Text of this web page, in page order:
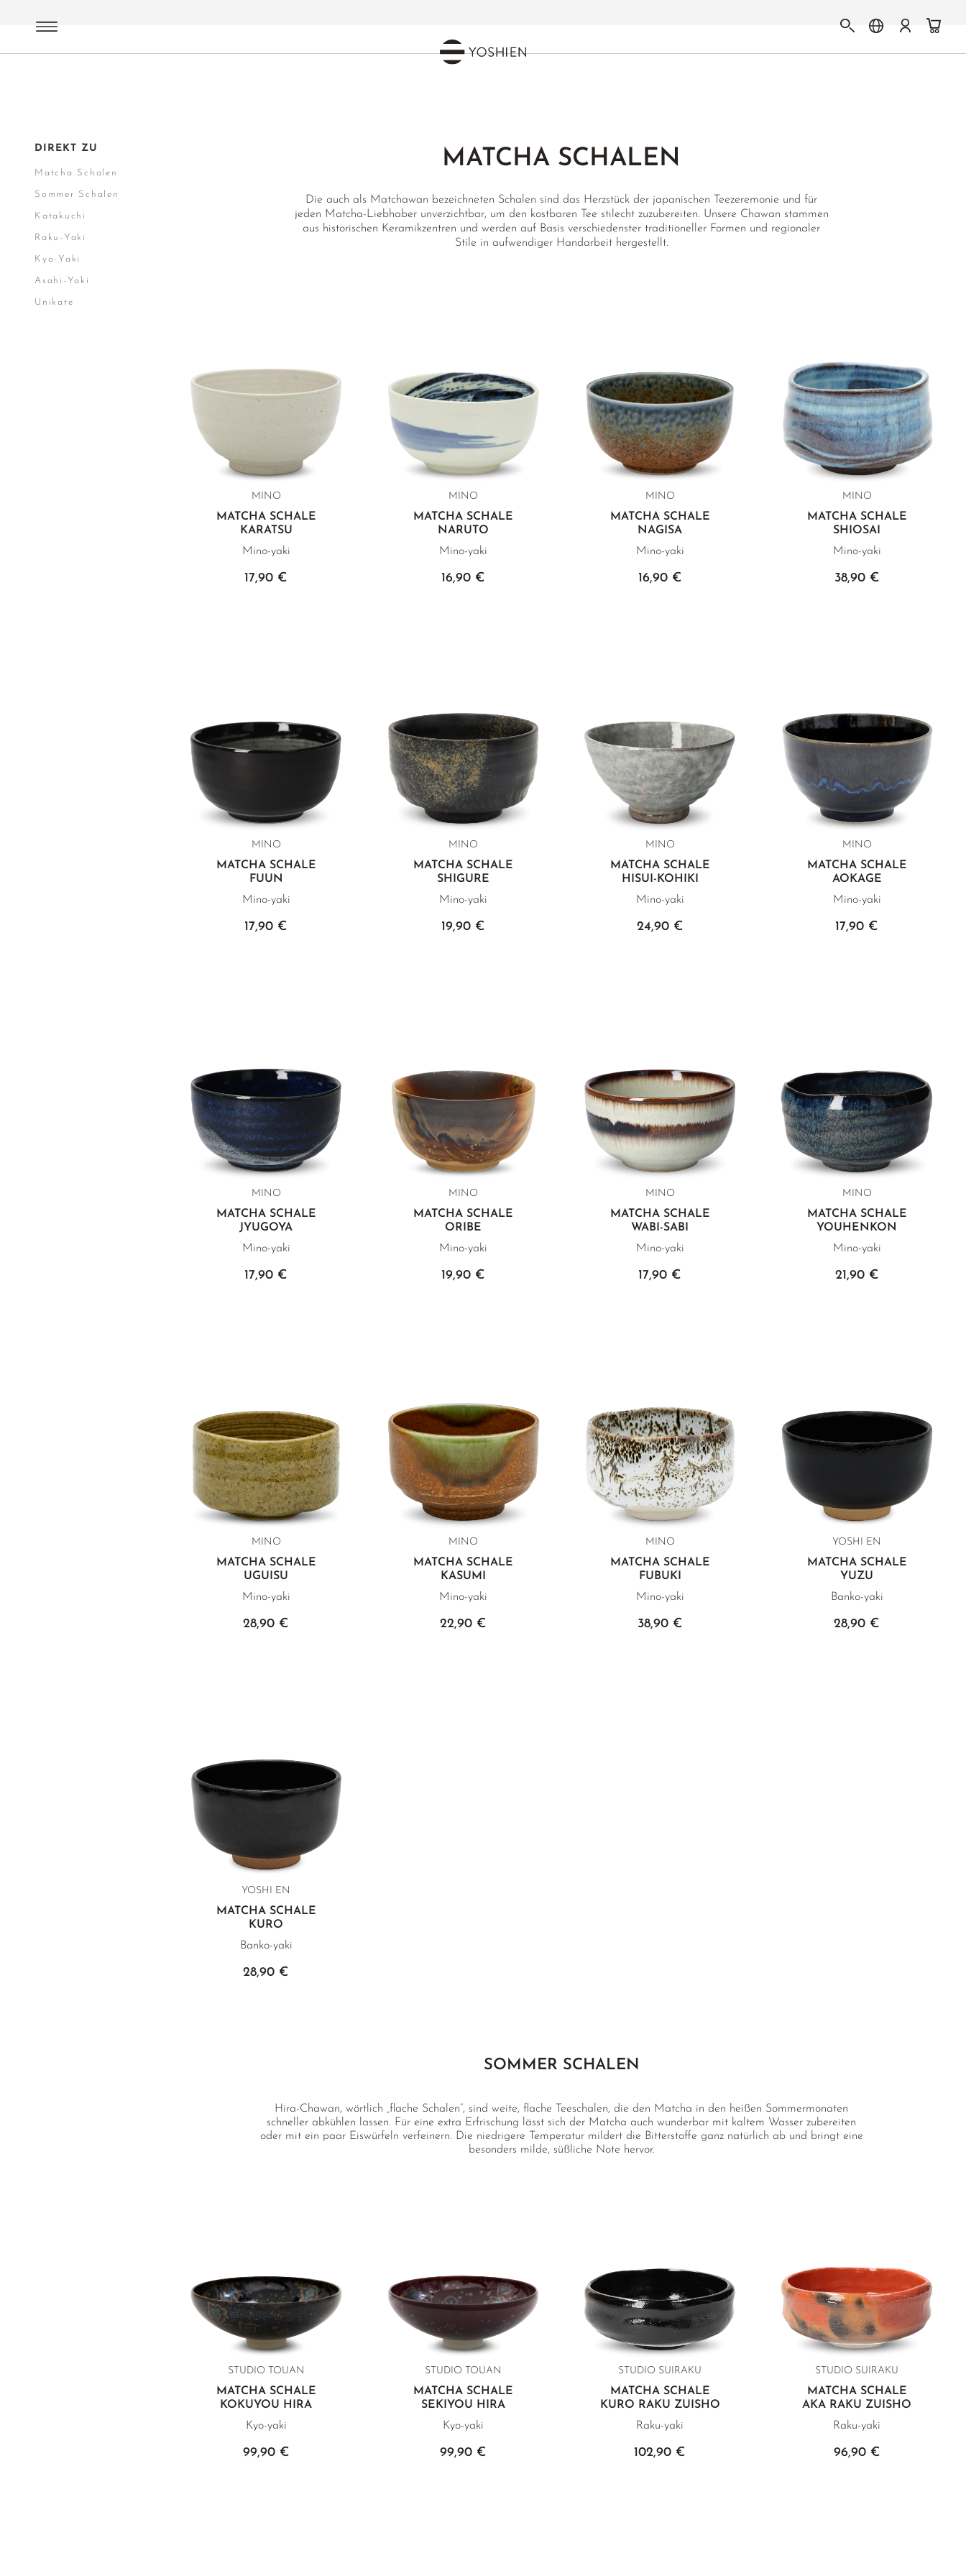
MATCHA SCHALEN
Die auch als Matchawan bezeichneten Schalen sind das Herzstück der japanischen Teezeremonie und für
jeden Matcha-Liebhaber unverzichtbar, um den kostbaren Tee stilecht zuzubereiten. Unsere Chawan stammen
aus historischen Keramikzentren und werden auf Basis verschiedenster traditioneller Formen und regionaler
Stile in aufwendiger Handarbeit hergestellt.
MINO
MATCHA SCHALE
KARATSU
Mino-yaki
17,90 €
MINO
MATCHA SCHALE
NARUTO
Mino-yaki
16,90 €
MINO
MATCHA SCHALE
NAGISA
Mino-yaki
16,90 €
MINO
MATCHA SCHALE
SHIOSAI
Mino-yaki
38,90 €
MINO
MATCHA SCHALE
FUUN
Mino-yaki
17,90 €
MINO
MATCHA SCHALE
SHIGURE
Mino-yaki
19,90 €
MINO
MATCHA SCHALE
HISUI-KOHIKI
Mino-yaki
24,90 €
MINO
MATCHA SCHALE
AOKAGE
Mino-yaki
17,90 €
MINO
MATCHA SCHALE
JYUGOYA
Mino-yaki
17,90 €
MINO
MATCHA SCHALE
ORIBE
Mino-yaki
19,90 €
MINO
MATCHA SCHALE
WABI-SABI
Mino-yaki
17,90 €
MINO
MATCHA SCHALE
YOUHENKON
Mino-yaki
21,90 €
MINO
MATCHA SCHALE
UGUISU
Mino-yaki
28,90 €
MINO
MATCHA SCHALE
KASUMI
Mino-yaki
22,90 €
MINO
MATCHA SCHALE
FUBUKI
Mino-yaki
38,90 €
YOSHI EN
MATCHA SCHALE
YUZU
Banko-yaki
28,90 €
YOSHI EN
MATCHA SCHALE
KURO
Banko-yaki
28,90 €
SOMMER SCHALEN
Hira-Chawan, wörtlich „flache Schalen”, sind weite, flache Teeschalen, die den Matcha in den heißen Sommermonaten
schneller abkühlen lassen. Für eine extra Erfrischung lässt sich der Matcha auch wunderbar mit kaltem Wasser zubereiten
oder mit ein paar Eiswürfeln verfeinern. Die niedrigere Temperatur mildert die Bitterstoffe ganz natürlich ab und bringt eine
besonders milde, süßliche Note hervor.
STUDIO TOUAN
MATCHA SCHALE
KOKUYOU HIRA
Kyo-yaki
99,90 €
STUDIO TOUAN
MATCHA SCHALE
SEKIYOU HIRA
Kyo-yaki
99,90 €
STUDIO SUIRAKU
MATCHA SCHALE
KURO RAKU ZUISHO
Raku-yaki
102,90 €
STUDIO SUIRAKU
MATCHA SCHALE
AKA RAKU ZUISHO
Raku-yaki
96,90 €
DIREKT ZU
Matcha Schalen
Sommer Schalen
Katakuchi
Raku-Yaki
Kyo-Yaki
Asahi-Yaki
Unikate